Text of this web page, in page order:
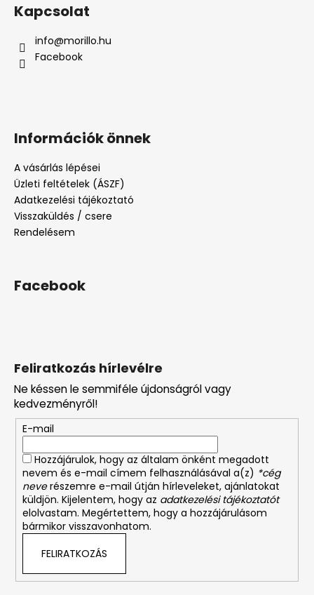
Feliratkozás hírlevélre
Ne késsen le semmiféle újdonságról vagy
kedvezményről!
E-mail
Hozzájárulok, hogy az általam önként megadott
nevem és e-mail címem felhasználásával a(z) *cég
neverészemre e-mail útján hírleveleket, ajánlatokat
küldjön. Kijelentem, hogy az adatkezelési tájékoztatót
elolvastam. Megértettem, hogy a hozzájárulásom
bármikor visszavonhatom.
FELIRATKOZÁS
Kapcsolat
info@morillo.hu
Facebook
Információk önnek
A vásárlás lépései
Üzleti feltételek (ÁSZF)
Adatkezelési tájékoztató
Visszaküldés / csere
Rendelésem
Facebook